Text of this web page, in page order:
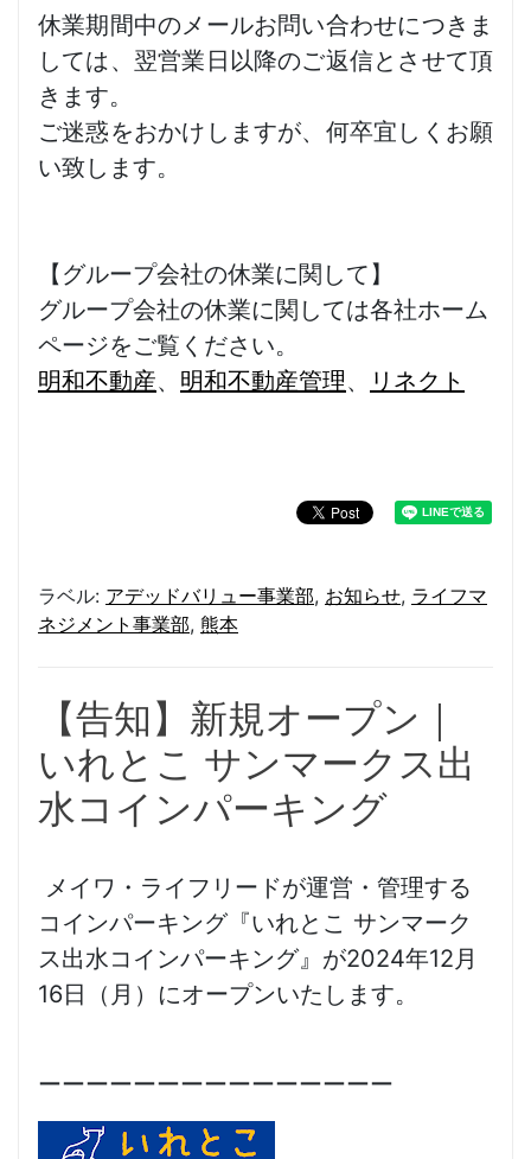
休業期間中のメールお問い合わせにつきま
しては、翌営業日以降のご返信とさせて頂
きます。
ご迷惑をおかけしますが、何卒宜しくお願
い致します。
【グループ会社の休業に関して】
グループ会社の休業に関しては各社ホーム
ページをご覧ください。
明和不動産、 明和不動産管理、 リネクト
ラベル: アデッドバリュー事業部, お知らせ, ライフマ
ネジメント事業部, 熊本
【告知】新規オープン｜
いれとこ サンマークス出
水コインパーキング
メイワ・ライフリードが運営・管理する
コインパーキング『いれとこ サンマーク
ス出水コインパーキング』が2024年12月
16日（月）にオープンいたします。
ーーーーーーーーーーーーーーー